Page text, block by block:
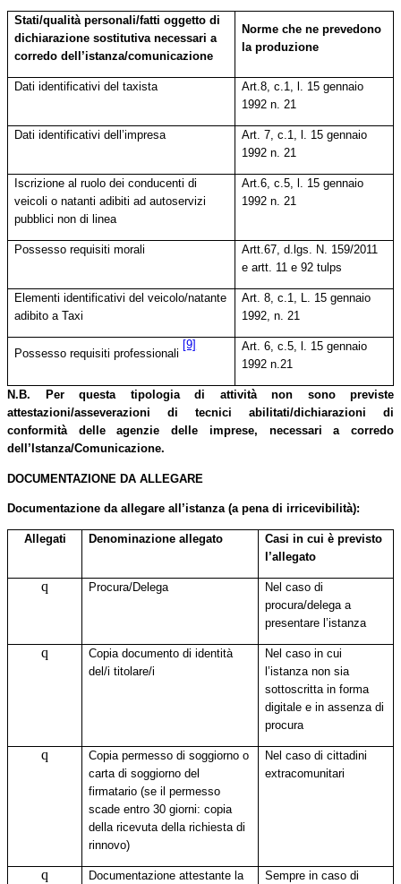
Stati/qualità personali/fatti oggetto di
dichiarazione sostitutiva necessari a
corredo dell’istanza/comunicazione
Norme che ne prevedono
la produzione
Dati identificativi del taxista
Art.8, c.1, l. 15 gennaio
1992 n. 21
Dati identificativi dell’impresa
Art. 7, c.1, l. 15 gennaio
1992 n. 21
Iscrizione al ruolo dei conducenti di
veicoli o natanti adibiti ad autoservizi
pubblici non di linea
Art.6, c.5, l. 15 gennaio
1992 n. 21
Possesso requisiti morali
Artt.67, d.lgs. N. 159/2011
e artt. 11 e 92 tulps
Elementi identificativi del veicolo/natante
adibito a Taxi
Art. 8, c.1, L. 15 gennaio
1992, n. 21
Possesso requisiti professionali
[9]
Art. 6, c.5, l. 15 gennaio
1992 n.21
N.B. Per questa tipologia di attività non sono previste
attestazioni/asseverazioni di tecnici abilitati/dichiarazioni di
conformità delle agenzie delle imprese, necessari a corredo
dell’Istanza/Comunicazione.
DOCUMENTAZIONE DA ALLEGARE
Documentazione da allegare all’istanza (a pena di irricevibilità):
Allegati Denominazione allegato
Casi in cui è previsto
l’allegato
q Procura/Delega
Nel caso di
procura/delega a
presentare l’istanza
q
Copia documento di identità
del/i titolare/i
Nel caso in cui
l’istanza non sia
sottoscritta in forma
digitale e in assenza di
procura
q
Copia permesso di soggiorno o
carta di soggiorno del
firmatario (se il permesso
scade entro 30 giorni: copia
della ricevuta della richiesta di
rinnovo)
Nel caso di cittadini
extracomunitari
q
Documentazione attestante la
Sempre in caso di